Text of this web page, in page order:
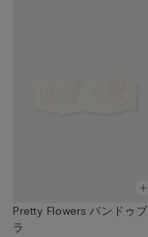
Pretty Flowers バンドゥブ
ラ